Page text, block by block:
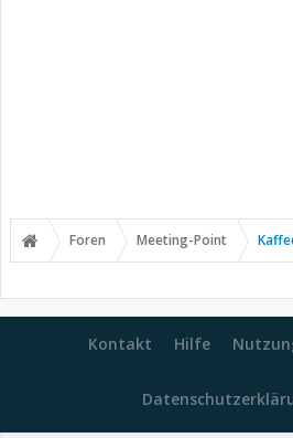
Foren Meeting-Point
Kontakt Hilfe